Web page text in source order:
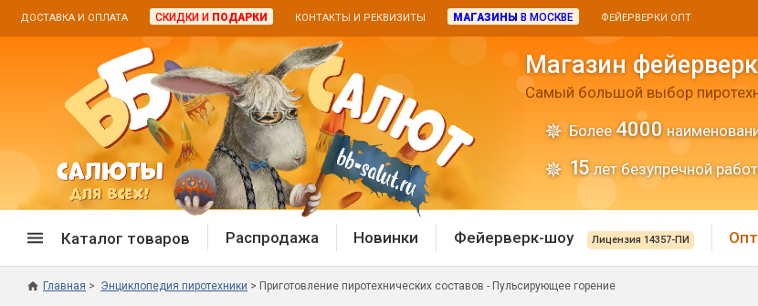
ДОСТАВКА И ОПЛАТА СКИДКИ И ПОДАРКИ КОНТАКТЫ И РЕКВИЗИТЫ МАГАЗИНЫ В МОСКВЕ ФЕЙЕРВЕРКИ ОПТ
Магазин
Самый большой выбор
Более 4000
15лет безупречной
Каталог товаров Распродажа Новинки Фейерверк-шоу Лицензия 14357-ПИ
Главная Энциклопедия пиротехники Приготовление пиротехнических составов - Пульсирующее горение